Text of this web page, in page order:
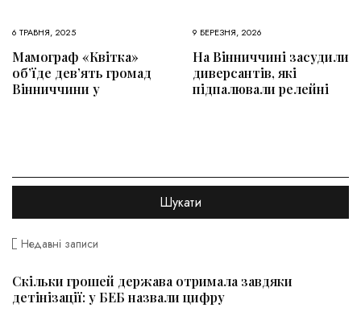
6 ТРАВНЯ, 2025
Мамограф «Квітка»
об’їде дев’ять громад
Вінниччини у
9 БЕРЕЗНЯ, 2026
На Вінниччині засудили
диверсантів, які
підпалювали релейні
Недавні записи
Скільки грошей держава отримала завдяки
детінізації: у БЕБ назвали цифру